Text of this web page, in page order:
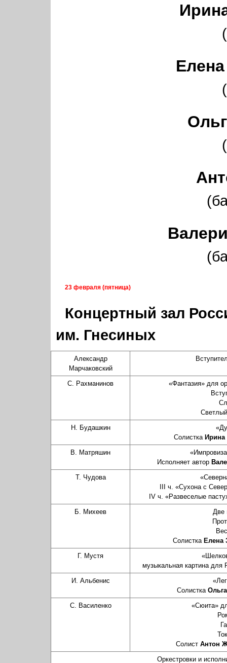
23 февраля (пятница)
Концертный зал
им. Гнесиных
Александр
Марчаковский
С. Рахманинов
«Фантазия» для
Н. Будашкин
Солистка Ирина
В. Матряшин
Исполняет автор
Т. Чудова
III ч. «Сухона с
IV ч. «Развеселые
Б. Михеев
Две
Солистка Елена
Г. Мустя
музыкальная картина для
И. Альбенис
Солистка
С. Василенко
«Сюита»
Солист Антон
Оркестровки и